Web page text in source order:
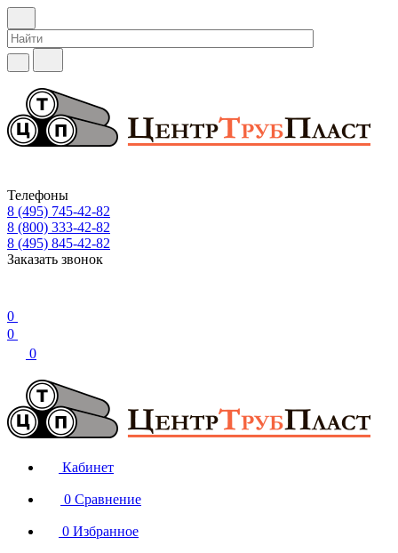
Телефоны
8 (495) 745-42-82
8 (800) 333-42-82
8 (495) 845-42-82
Заказать звонок
0
0
0
Кабинет
0 Сравнение
0 Избранное